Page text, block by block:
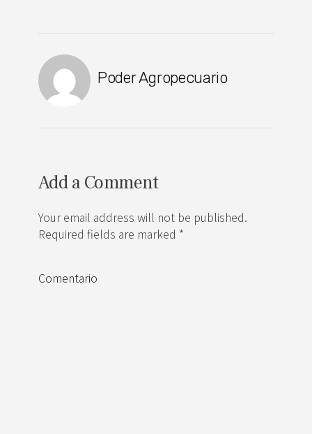
Poder Agropecuario
Add a Comment
Your email address will not be published.
Required fields are marked *
Comentario